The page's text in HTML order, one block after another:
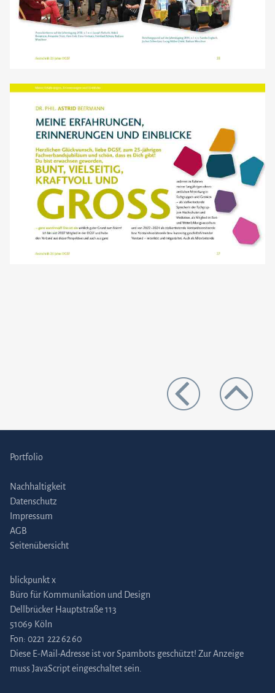
Portfolio
Nachhaltigkeit
Datenschutz
Impressum
AGB
Seitenübersicht
blickpunkt x
Büro für Kommunikation und Design
Dellbrücker Hauptstraße 113
51069 Köln
Fon: 0221 222 62 60
Diese E-Mail-Adresse ist vor Spambots geschützt! Zur Anzeige
muss JavaScript eingeschaltet sein.